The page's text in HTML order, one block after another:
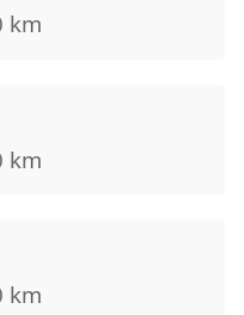
km
km
km